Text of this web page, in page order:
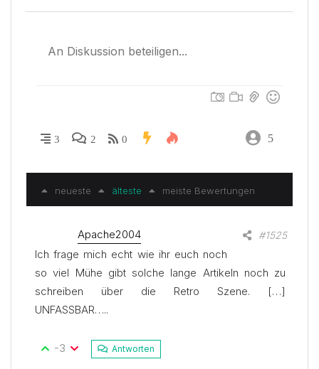
3 2 0 5
neueste älteste meiste Bewertungen
Apache2004 Teilen
#1525
Ich frage mich echt wie ihr euch noch
so viel Mühe gibt solche lange Artikeln noch zu
schreiben über die Retro Szene. […]
UNFASSBAR…..
-3 Antworten